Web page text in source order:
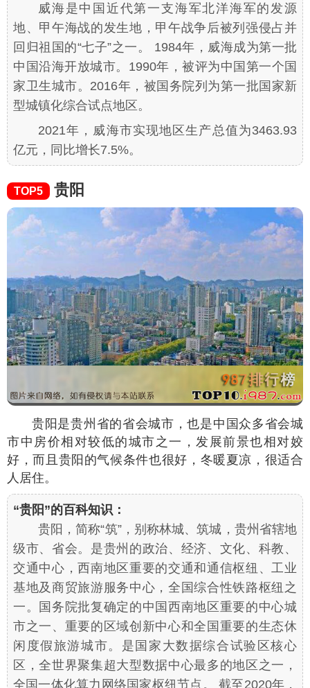
威海是中国近代第一支海军北洋海军的发源
地、甲午海战的发生地，甲午战争后被列强侵占并
回归祖国的“七子”之一。 1984年，威海成为第一批
中国沿海开放城市。1990年，被评为中国第一个国
家卫生城市。2016年，被国务院列为第一批国家新
型城镇化综合试点地区。
2021年，威海市实现地区生产总值为3463.93
亿元，同比增长7.5%。
TOP5 贵阳
贵阳是贵州省的省会城市，也是中国众多省会城
市中房价相对较低的城市之一，发展前景也相对姣
好，而且贵阳的气候条件也很好，冬暖夏凉，很适合
人居住。
“贵阳”的百科知识：
贵阳，简称“筑”，别称林城、筑城，贵州省辖地
级市、省会。是贵州的政治、经济、文化、科教、
交通中心，西南地区重要的交通和通信枢纽、工业
基地及商贸旅游服务中心，全国综合性铁路枢纽之
一。国务院批复确定的中国西南地区重要的中心城
市之一、重要的区域创新中心和全国重要的生态休
闲度假旅游城市。是国家大数据综合试验区核心
区，全世界聚集超大型数据中心最多的地区之一，
全国一体化算力网络国家枢纽节点。 截至2020年，